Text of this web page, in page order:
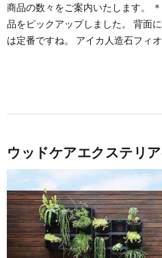
商品の数々をご案内いたします。
品をピックアップしました。 背面
は定番ですね。 アイカ人造石フィ
ウッドケアエクステリ